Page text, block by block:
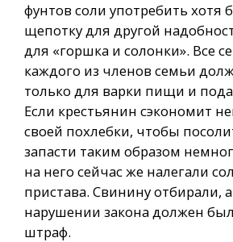
фунтов соли употребить хотя
щепотку для другой
для «горшка и солонки». Все
каждого из членов семьи
только для варки пищи и
Если крестьянин сэкономит
своей похлебки, чтобы
запасти таким образом
на него сейчас же налегали
пристава. Свинину отбирали,
нарушении закона должен
штраф.